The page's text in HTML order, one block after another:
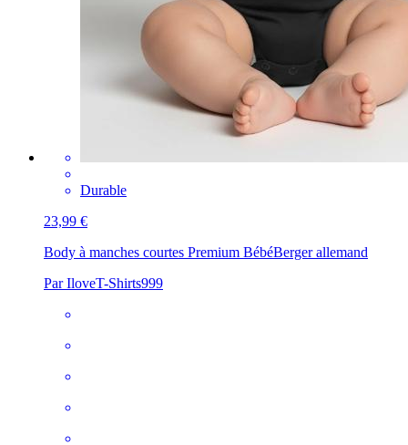
Durable
23,99 €
Body à manches courtes Premium BébéBerger allemand
Par IloveT-Shirts999